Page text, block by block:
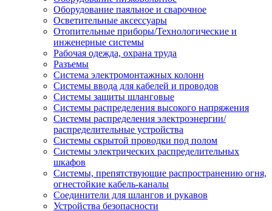
Оборудование паяльное и сварочное
Осветительные аксессуары
Отопительные приборы/Технологические и
инженерные системы
Рабочая одежда, охрана труда
Разъемы
Система электромонтажных колонн
Системы ввода для кабелей и проводов
Системы защиты шланговые
Системы распределения высокого напряжения
Системы распределения электроэнергии/
распределительные устройства
Системы скрытой проводки под полом
Системы электрических распределительных
шкафов
Системы, препятствующие распространению огня,
огнестойкие кабель-каналы
Соединители для шлангов и рукавов
Устройства безопасности